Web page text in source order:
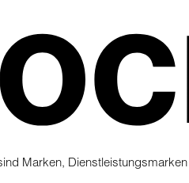
Marken,